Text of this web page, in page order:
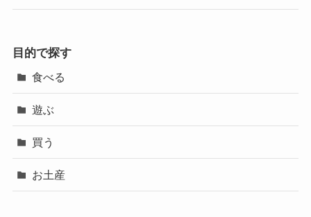
目的で探す
食べる
遊ぶ
買う
お土産